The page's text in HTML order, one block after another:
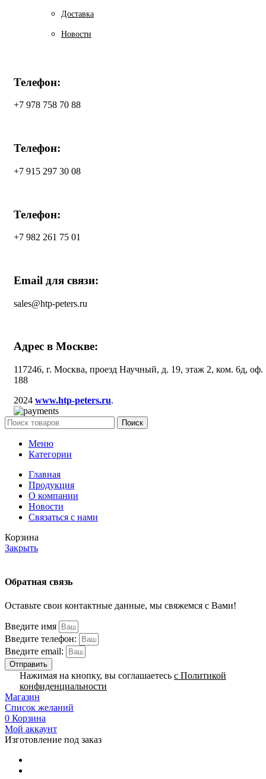
Доставка
Новости
Телефон:
+7 978 758 70 88
Телефон:
+7 915 297 30 08
Телефон:
+7 982 261 75 01
Email для связи:
sales@htp-peters.ru
Адрес в Москве:
117246, г. Москва, проезд Научный, д. 19, этаж 2, ком. 6д, оф.
188
2024 www.htp-peters.ru.
Поиск
Меню
Категории
Главная
Продукция
О компании
Новости
Связаться с нами
Корзина
Закрыть
Обратная связь
Оставьте свои контактные данные, мы свяжемся с Вами!
Введите имя
Введите телефон:
Введите email:
Отправить
Нажимая на кнопку, вы соглашаетесь с Политикой
конфиденциальности
Магазин
Список желаний
0 Корзина
Мой аккаунт
Изготовление под заказ